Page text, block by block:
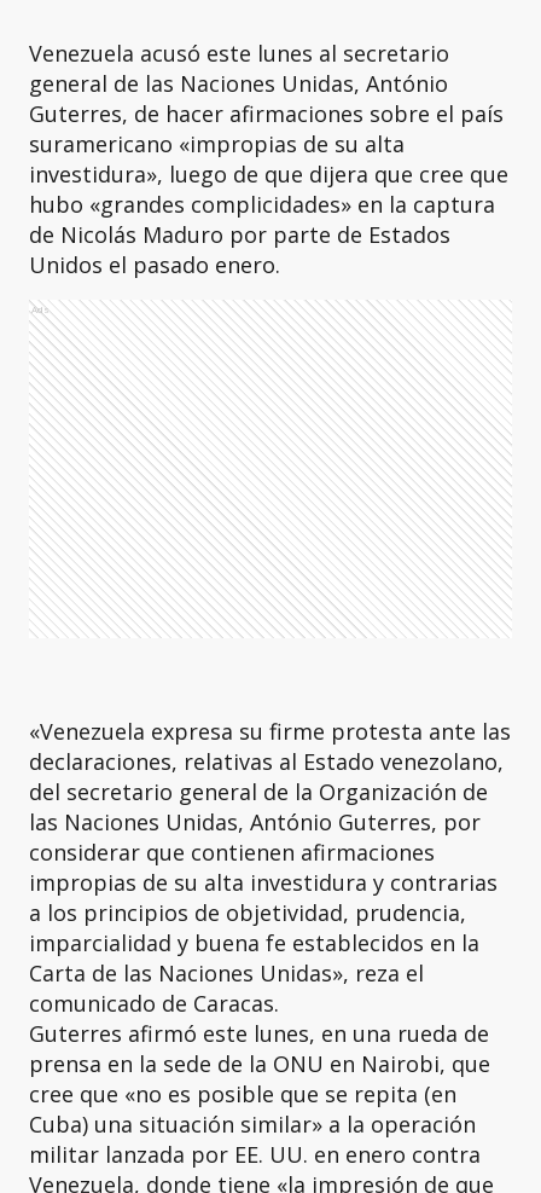
Venezuela acusó este lunes al secretario
general de las Naciones Unidas, António
Guterres, de hacer afirmaciones sobre el país
suramericano «impropias de su alta
investidura», luego de que dijera que cree que
hubo «grandes complicidades» en la captura
de Nicolás Maduro por parte de Estados
Unidos el pasado enero.
Ads
«Venezuela expresa su firme protesta ante las
declaraciones, relativas al Estado venezolano,
del secretario general de la Organización de
las Naciones Unidas, António Guterres, por
considerar que contienen afirmaciones
impropias de su alta investidura y contrarias
a los principios de objetividad, prudencia,
imparcialidad y buena fe establecidos en la
Carta de las Naciones Unidas», reza el
comunicado de Caracas.
Guterres afirmó este lunes, en una rueda de
prensa en la sede de la ONU en Nairobi, que
cree que «no es posible que se repita (en
Cuba) una situación similar» a la operación
militar lanzada por EE. UU. en enero contra
Venezuela, donde tiene «la impresión de que